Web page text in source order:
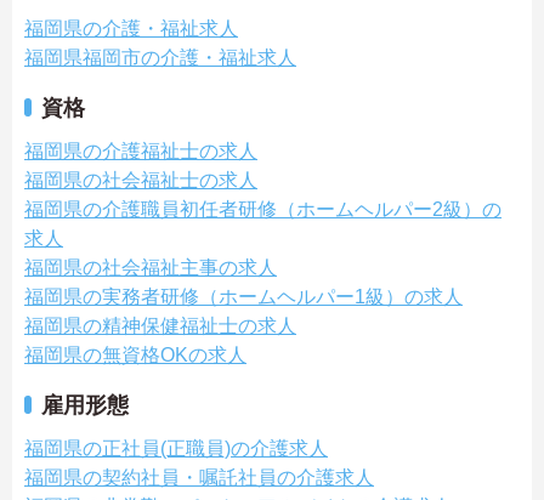
福岡県の介護・福祉求人
福岡県福岡市の介護・福祉求人
資格
福岡県の介護福祉士の求人
福岡県の社会福祉士の求人
福岡県の介護職員初任者研修（ホームヘルパー2級）の
求人
福岡県の社会福祉主事の求人
福岡県の実務者研修（ホームヘルパー1級）の求人
福岡県の精神保健福祉士の求人
福岡県の無資格OKの求人
雇用形態
福岡県の正社員(正職員)の介護求人
福岡県の契約社員・嘱託社員の介護求人